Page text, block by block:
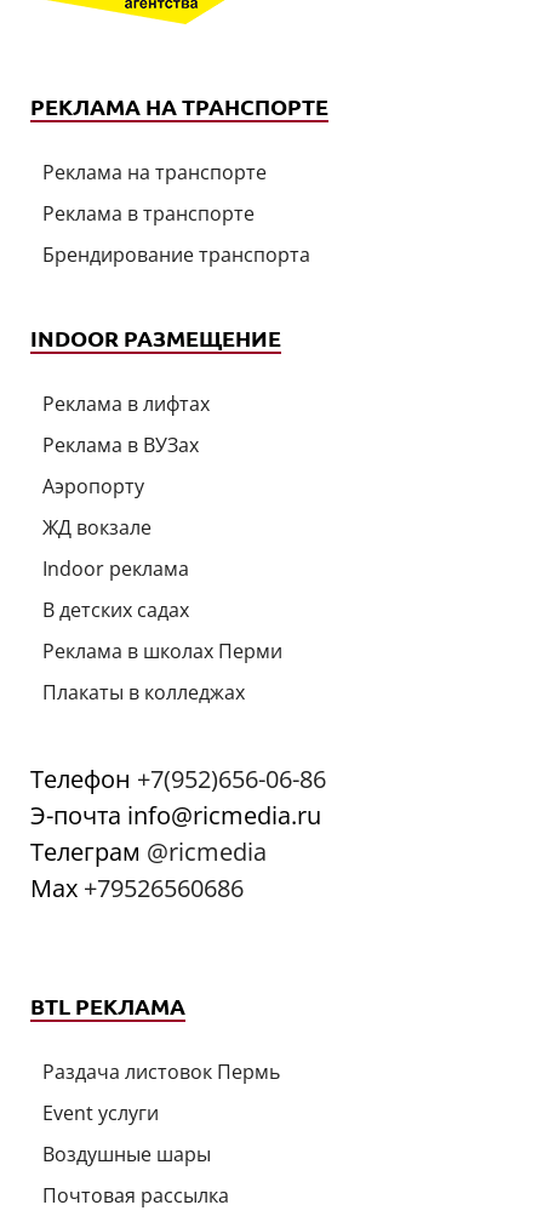
РЕКЛАМА НА ТРАНСПОРТЕ
Реклама на транспорте
Реклама в транспорте
Брендирование транспорта
INDOOR РАЗМЕЩЕНИЕ
Реклама в лифтах
Реклама в ВУЗах
Аэропорту
ЖД вокзале
Indoor реклама
В детских садах
Реклама в школах Перми
Плакаты в колледжах
Телефон +7(952)656-06-86
Э-почта info@ricmedia.ru
Телеграм @ricmedia
Мах +79526560686
BTL РЕКЛАМА
Раздача листовок Пермь
Event услуги
Воздушные шары
Почтовая рассылка